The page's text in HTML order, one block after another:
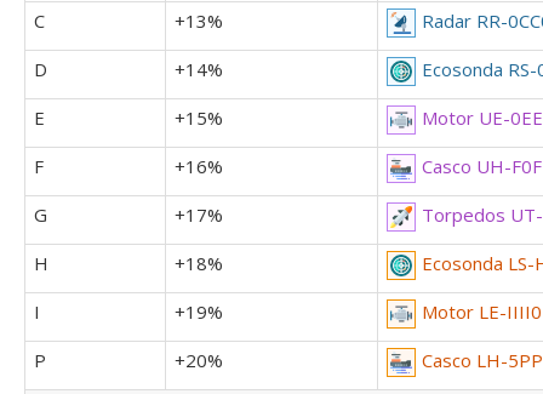
C
+13%
Radar RR-
D
+14%
Ecosonda
E
+15%
Motor UE-
F
+16%
Casco UH-
G
+17%
Torpedos
H
+18%
Ecosonda
I
+19%
Motor LE-
P
+20%
Casco LH-